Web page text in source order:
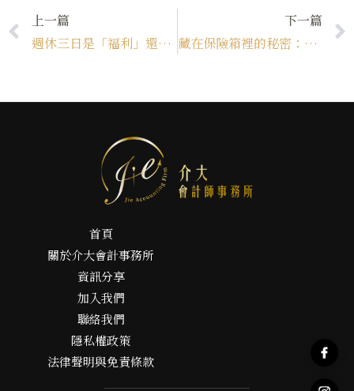
上一篇
週休三日是「福利」還是「投資」？中小企業老闆必須看懂的資本配置羅盤
下一篇
藏在保險箱裡的秘密：新台幣改版，是金流的「溫和顯影劑」還是地下經濟的「壓力測試」？
首頁
關於介大會計事務所
資訊分享
加入我們
聯絡我們
隱私權政策
法律聲明與免責條款